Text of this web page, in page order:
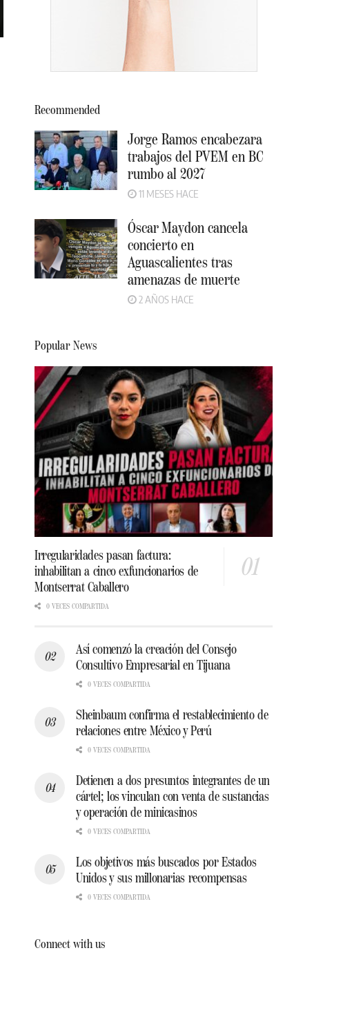
Recommended
Jorge Ramos encabezara
trabajos del PVEM en BC
rumbo al 2027
11 MESES HACE
Óscar Maydon cancela
concierto en
Aguascalientes tras
amenazas de muerte
2 AÑOS HACE
Popular News
Irregularidades pasan factura:
inhabilitan a cinco exfuncionarios de
Montserrat Caballero
0 VECES COMPARTIDA
Así comenzó la creación del Consejo
Consultivo Empresarial en Tijuana
0 VECES COMPARTIDA
Sheinbaum confirma el restablecimiento de
relaciones entre México y Perú
0 VECES COMPARTIDA
Detienen a dos presuntos integrantes de un
cártel; los vinculan con venta de sustancias
y operación de minicasinos
0 VECES COMPARTIDA
Los objetivos más buscados por Estados
Unidos y sus millonarias recompensas
0 VECES COMPARTIDA
Connect with us